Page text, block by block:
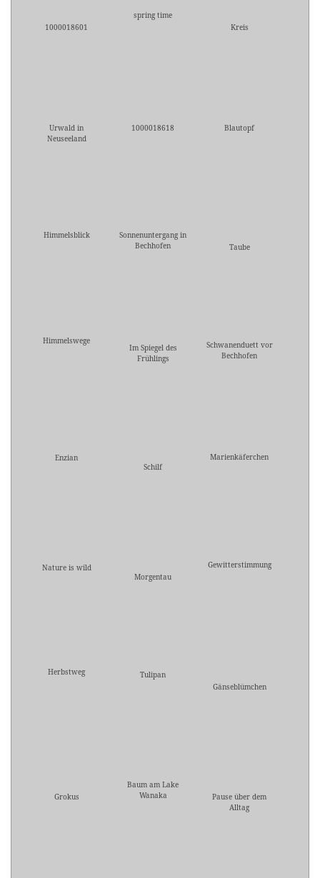
1000018601
spring time
Kreis
Urwald in
Neuseeland
1000018618 Blautopf
Himmelsblick
Sonnenuntergang in
Bechhofen
Taube
Himmelswege
Im Spiegel des
Frühlings
Schwanenduett vor
Bechhofen
Enzian
Schilf
Marienkäferchen
Nature is wild
Morgentau
Gewitterstimmung
Herbstweg
Tulipan
Gänseblümchen
Grokus
Baum am Lake
Wanaka
Pause über dem
Alltag